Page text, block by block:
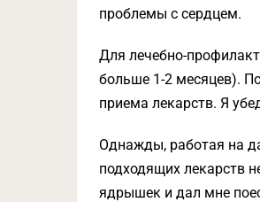
проблемы с сердцем.
Для лечебно-
больше 1-2 месяцев).
приема лекарств. Я
Однажды, работая на
подходящих лекарств
ядрышек и дал мне